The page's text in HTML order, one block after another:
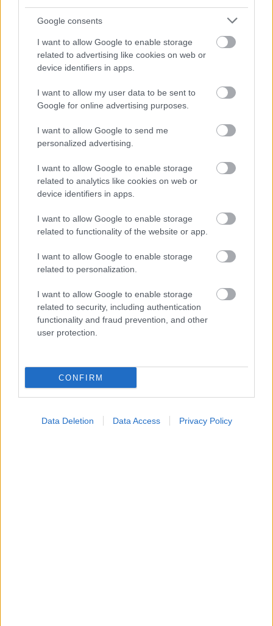
Google consents
I want to allow Google to enable storage
related to advertising like cookies on web or
device identifiers in apps.
I want to allow my user data to be sent to
Google for online advertising purposes.
I want to allow Google to send me
personalized advertising.
I want to allow Google to enable storage
related to analytics like cookies on web or
device identifiers in apps.
I want to allow Google to enable storage
related to functionality of the website or app.
I want to allow Google to enable storage
related to personalization.
I want to allow Google to enable storage
related to security, including authentication
functionality and fraud prevention, and other
user protection.
CONFIRM
Data Deletion Data Access Privacy Policy
Σημάδια διπολικής διαταραχής
Φυτικές ίνες και οι μορφές τους